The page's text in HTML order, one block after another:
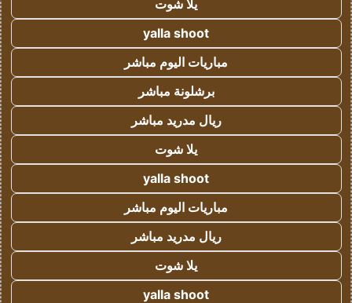
يلا شوت
yalla shoot
مباريات اليوم مباشر
برشلونة مباشر
ريال مدريد مباشر
يلا شوت
yalla shoot
مباريات اليوم مباشر
ريال مدريد مباشر
يلا شوت
yalla shoot